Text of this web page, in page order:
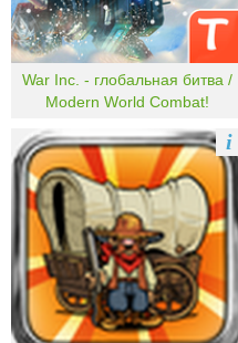
War Inc. - глобальная битва /
Modern World Combat!
i